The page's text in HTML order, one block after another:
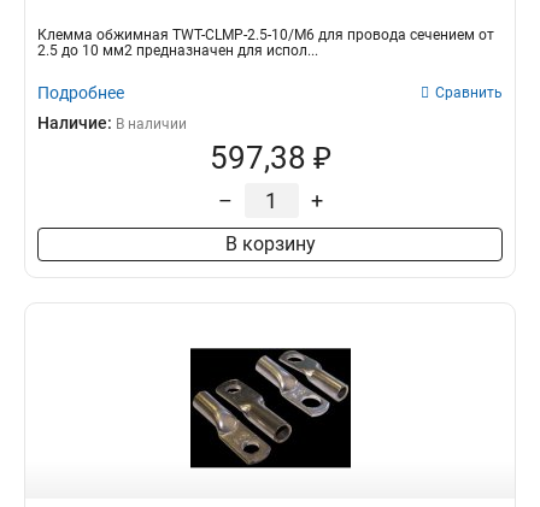
Клемма обжимная TWT-CLMP-2.5-10/M6 для провода сечением от
2.5 до 10 мм2 предназначен для испол...
Подробнее Сравнить
Наличие: В наличии
597,38 ₽
– +
В корзину